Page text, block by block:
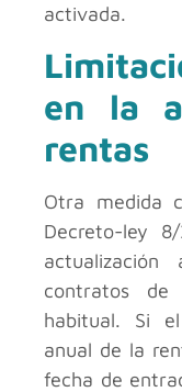
activada.
en la
rentas
Otra medida
Decreto-ley
contratos de
habitual. Si
anual de la
fecha de